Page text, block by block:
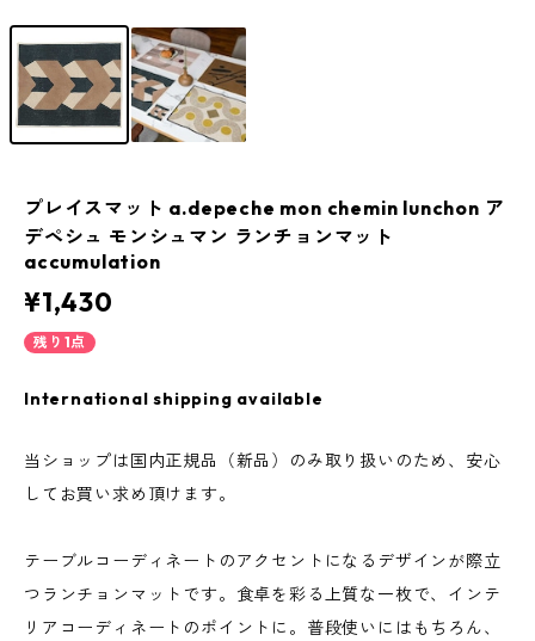
プレイスマット a.depeche mon chemin lunchon ア
デペシュ モンシュマン ランチョンマット
accumulation
¥1,430
残り1点
International shipping available
当ショップは国内正規品（新品）のみ取り扱いのため、安心
してお買い求め頂けます。
テーブルコーディネートのアクセントになるデザインが際立
つランチョンマットです。食卓を彩る上質な一枚で、インテ
リアコーディネートのポイントに。普段使いにはもちろん、